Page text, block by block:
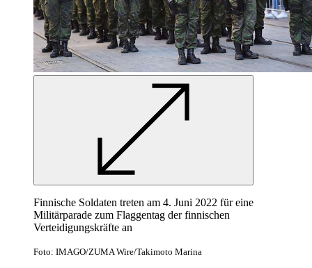
Finnische Soldaten treten am 4. Juni 2022 für eine
Militärparade zum Flaggentag der finnischen
Verteidigungskräfte an
Foto: IMAGO/ZUMA Wire/Takimoto Marina